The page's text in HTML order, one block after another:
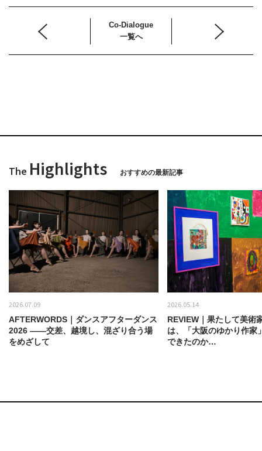
Co-Dialogue
一覧へ
The Highlights おすすめの最新記事
2026.07.09
AFTERWORDS｜ダンスアフターダンス
2026 ——交差、越境し、混ざり合う場
をめざして
2026.05.14
REVIEW｜果たして美術
は、「大阪のゆかり作家
できたのか…